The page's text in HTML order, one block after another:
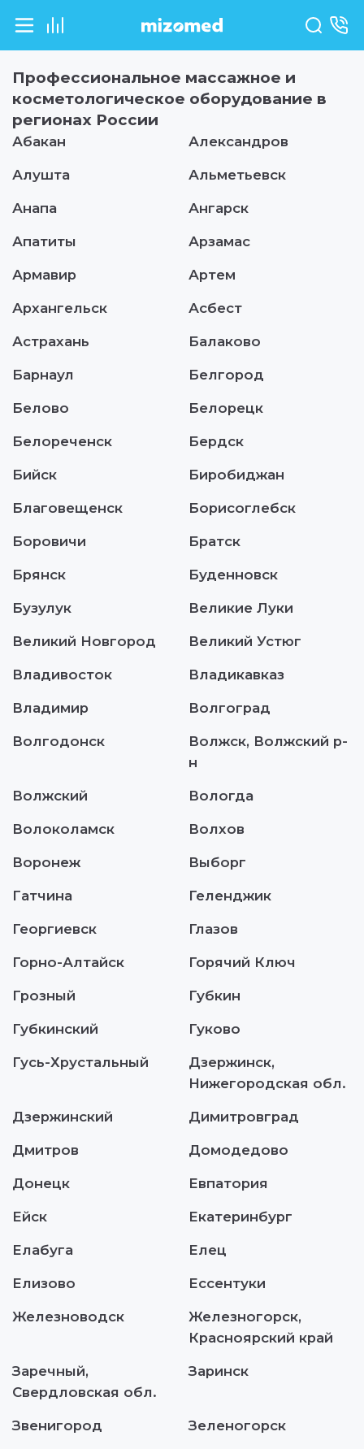
Профессиональное массажное и
косметологическое оборудование в
регионах России
Абакан Александров
Алушта Альметьевск
Анапа Ангарск
Апатиты Арзамас
Армавир Артем
Архангельск Асбест
Астрахань Балаково
Барнаул Белгород
Белово Белорецк
Белореченск Бердск
Бийск Биробиджан
Благовещенск Борисоглебск
Боровичи Братск
Брянск Буденновск
Бузулук Великие Луки
Великий Новгород Великий Устюг
Владивосток Владикавказ
Владимир Волгоград
Волгодонск
Волжск, Волжский р-
н
Волжский Вологда
Волоколамск Волхов
Воронеж Выборг
Гатчина Геленджик
Георгиевск Глазов
Горно-Алтайск Горячий Ключ
Грозный Губкин
Губкинский Гуково
Гусь-Хрустальный
Дзержинск,
Нижегородская обл.
Дзержинский Димитровград
Дмитров Домодедово
Донецк Евпатория
Ейск Екатеринбург
Елабуга Елец
Елизово Ессентуки
Железноводск
Железногорск,
Красноярский край
Заречный,
Свердловская обл.
Заринск
Звенигород Зеленогорск